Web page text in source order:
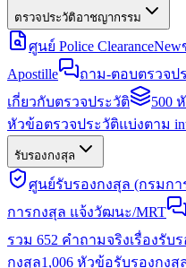
ตรวจประวัติอาชญากรรม
ศูนย์ Police ClearanceNew
Apostille
ถาม-ตอบตรวจป
เกี่ยวกับตรวจประวัติ
500
หัวข้อตรวจประวัติแบ่งตาม
รับรองกงสุล
ศูนย์รับรองกงสุล (กรมกา
การกงสุล แจ้งวัฒนะ/MRT
รวม 652 คำถามจริงเรื่องรับ
กงสุล1,006 หัวข้อรับรองกงสุ